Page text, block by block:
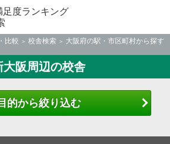
足度ランキング
比較 校舎検索
大阪府の駅・市区町村から探す
大阪周辺の校舎
的から絞り込む